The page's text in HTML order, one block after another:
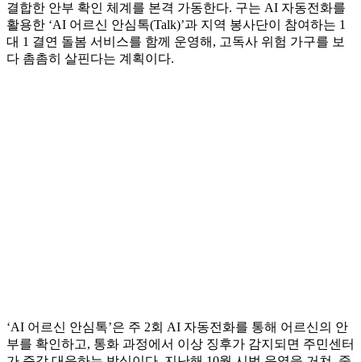
결합한 안부 확인 체계를 본격 가동한다. 구는 AI 자동전화를
활용한 ‘AI 어르신 안심톡(Talk)’과 지역 봉사단이 참여하는 1
대 1 결연 돌봄 서비스를 함께 운영해, 고독사 위험 가구를 보
다 촘촘히 살핀다는 계획이다.
‘AI 어르신 안심톡’은 주 2회 AI 자동전화를 통해 어르신의 안
부를 확인하고, 통화 과정에서 이상 징후가 감지되면 주민센터